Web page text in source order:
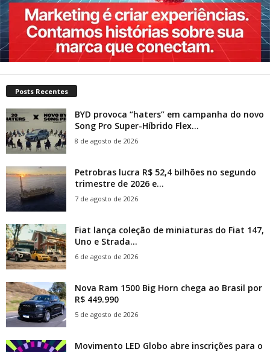
Posts Recentes
BYD provoca “haters” em campanha do novo
Song Pro Super-Híbrido Flex...
8 de agosto de 2026
Petrobras lucra R$ 52,4 bilhões no segundo
trimestre de 2026 e...
7 de agosto de 2026
Fiat lança coleção de miniaturas do Fiat 147,
Uno e Strada...
6 de agosto de 2026
Nova Ram 1500 Big Horn chega ao Brasil por
R$ 449.990
5 de agosto de 2026
Movimento LED Globo abre inscrições para o